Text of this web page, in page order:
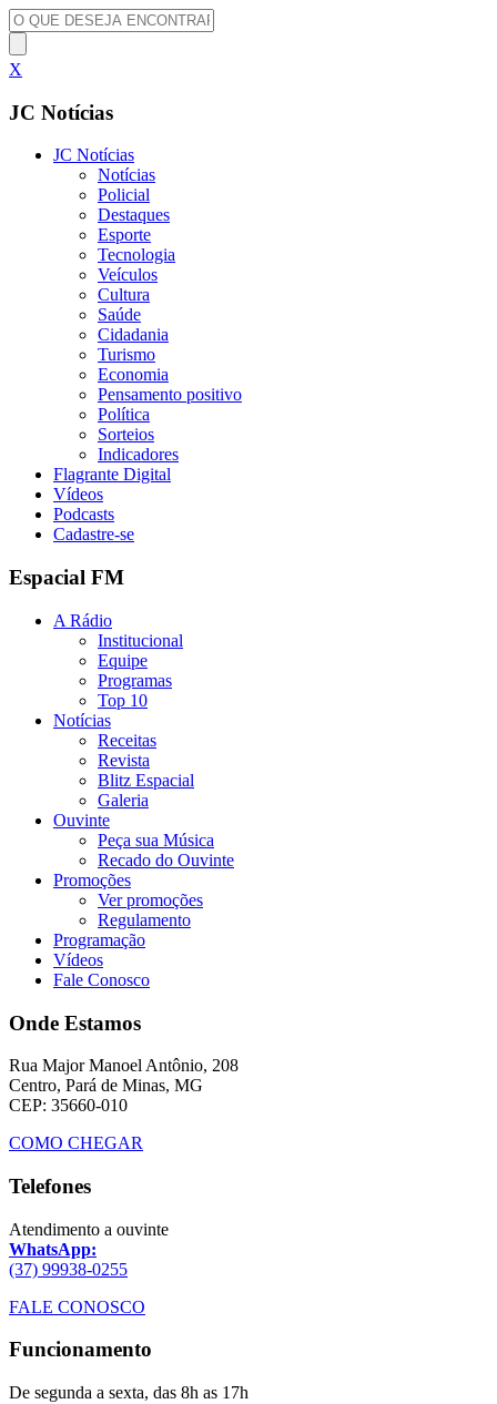
X
JC Notícias
JC Notícias
Notícias
Policial
Destaques
Esporte
Tecnologia
Veículos
Cultura
Saúde
Cidadania
Turismo
Economia
Pensamento positivo
Política
Sorteios
Indicadores
Flagrante Digital
Vídeos
Podcasts
Cadastre-se
Espacial FM
A Rádio
Institucional
Equipe
Programas
Top 10
Notícias
Receitas
Revista
Blitz Espacial
Galeria
Ouvinte
Peça sua Música
Recado do Ouvinte
Promoções
Ver promoções
Regulamento
Programação
Vídeos
Fale Conosco
Onde Estamos
Rua Major Manoel Antônio, 208
Centro, Pará de Minas, MG
CEP: 35660-010
COMO CHEGAR
Telefones
Atendimento a ouvinte
WhatsApp:
(37) 99938-0255
FALE CONOSCO
Funcionamento
De segunda a sexta, das 8h as 17h